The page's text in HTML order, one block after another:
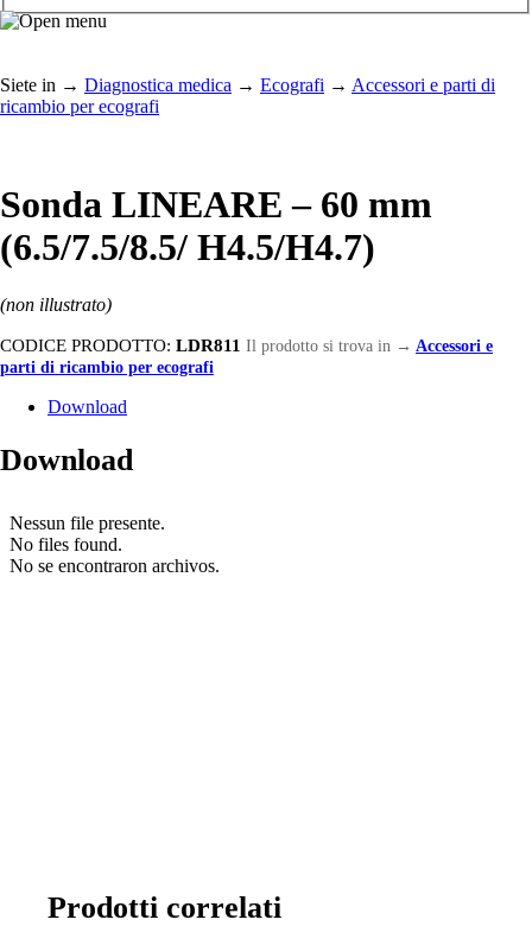
Siete in → Diagnostica medica → Ecografi → Accessori e parti di
ricambio per ecografi
Sonda LINEARE – 60 mm
(6.5/7.5/8.5/ H4.5/H4.7)
(non illustrato)
CODICE PRODOTTO: LDR811 Il prodotto si trova in → Accessori e
parti di ricambio per ecografi
Download
Download
Prodotti correlati